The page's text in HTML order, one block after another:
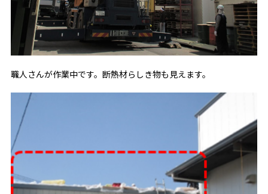
職人さんが作業中です。断熱材らしき物も見えます。